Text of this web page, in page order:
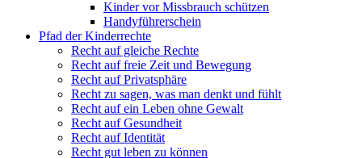
Kinder vor Missbrauch schützen
Handyführerschein
Pfad der Kinderrechte
Recht auf gleiche Rechte
Recht auf freie Zeit und Bewegung
Recht auf Privatsphäre
Recht zu sagen, was man denkt und fühlt
Recht auf ein Leben ohne Gewalt
Recht auf Gesundheit
Recht auf Identität
Recht gut leben zu können